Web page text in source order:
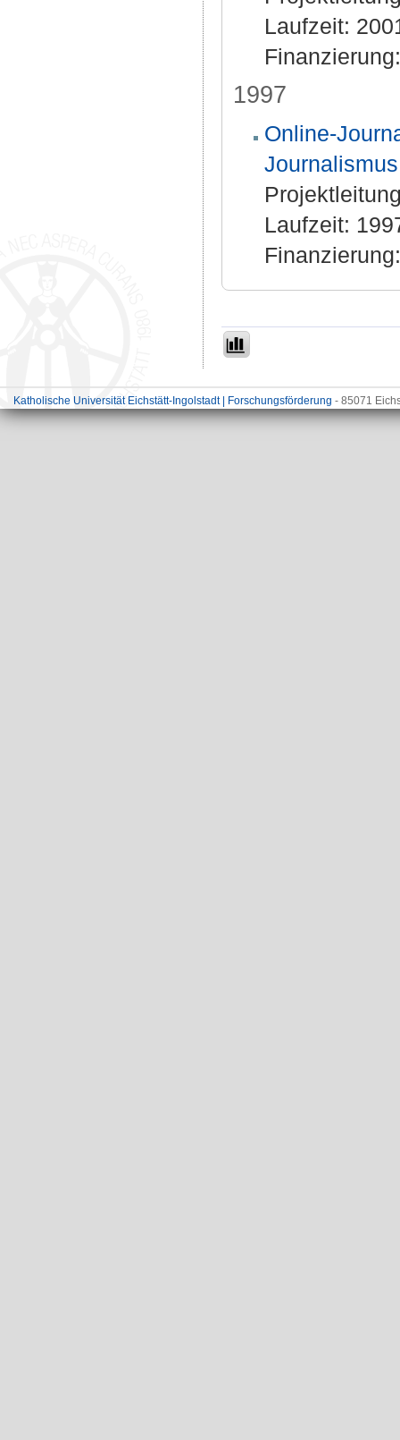
Laufzeit:
1997
Online-
Journalismus
Laufzeit:
Katholische Universität Eichstätt-Ingolstadt | Forschungsförderung - 85071